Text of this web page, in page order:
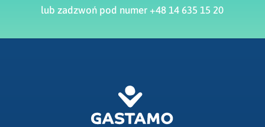
lub zadzwoń pod numer +48 14 635 15 20